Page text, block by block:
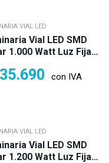
VIAL LED
Vial LED SMD
1.000 Watt Luz Fija
con IVA
VIAL LED
Vial LED SMD
1.200 Watt Luz Fija